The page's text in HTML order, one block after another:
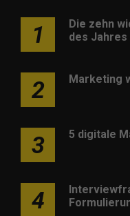
1
Die zehn
des Jahres
2 Marketing
3 5 digitale
4